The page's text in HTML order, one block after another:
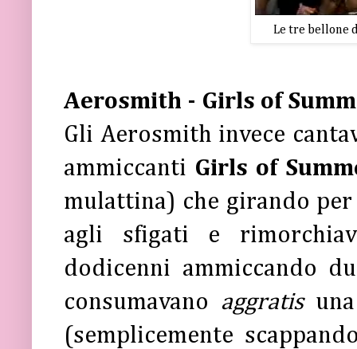
Le tre bellone
Aerosmith - Girls of
Gli Aerosmith invece
ammiccanti Girls of
mulattina) che girando
agli sfigati e
dodicenni ammiccando
consumavano aggratisuna
(semplicemente